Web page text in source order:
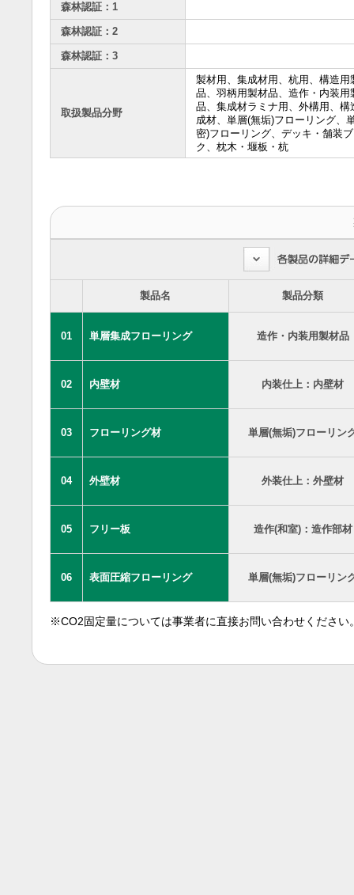
森林認証：1
森林認証：2
森林認証：3
取扱製品分野
製材用、集成材用、杭用、構造用
品、羽柄用製材品、造作・内装用
品、集成材ラミナ用、外構用、構
成材、単層(無垢)フローリング、
密)フローリング、デッキ・舗装
ク、枕木・堰板・杭
製品名 製品分類
01 単層集成フローリング 造作・内装用製材品
02 内壁材 内装仕上：内壁材
03 フローリング材 単層(無垢)フローリン
04 外壁材 外装仕上：外壁材
05 フリー板 造作(和室)：造作部材
06 表面圧縮フローリング 単層(無垢)フローリン
※CO2固定量については事業者に直接お問い合わせください